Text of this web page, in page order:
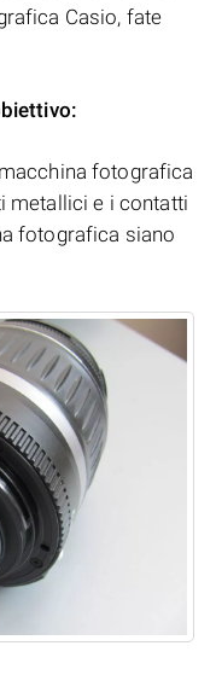
Casio, fate
fotografica
metallici e i contatti
fotografica siano